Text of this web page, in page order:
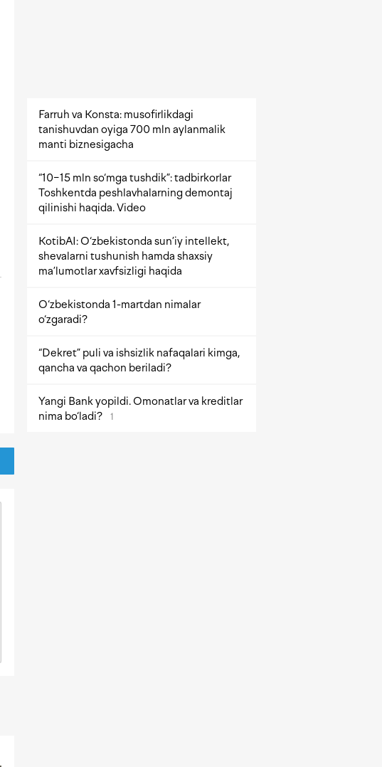
Farruh va Konsta: musofirlikdagi
tanishuvdan oyiga 700 mln aylanmalik
manti biznesigacha
“10−15 mln so‘mga tushdik”: tadbirkorlar
Toshkentda peshlavhalarning demontaj
qilinishi haqida. Video
KotibAI: O‘zbekistonda sun’iy intellekt,
shevalarni tushunish hamda shaxsiy
ma’lumotlar xavfsizligi haqida
O‘zbekistonda 1-martdan nimalar
o‘zgaradi?
“Dekret” puli va ishsizlik nafaqalari kimga,
qancha va qachon beriladi?
Yangi Bank yopildi. Omonatlar va kreditlar
nima bo‘ladi?
1